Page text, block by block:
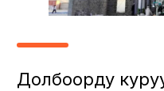
Долбоорду